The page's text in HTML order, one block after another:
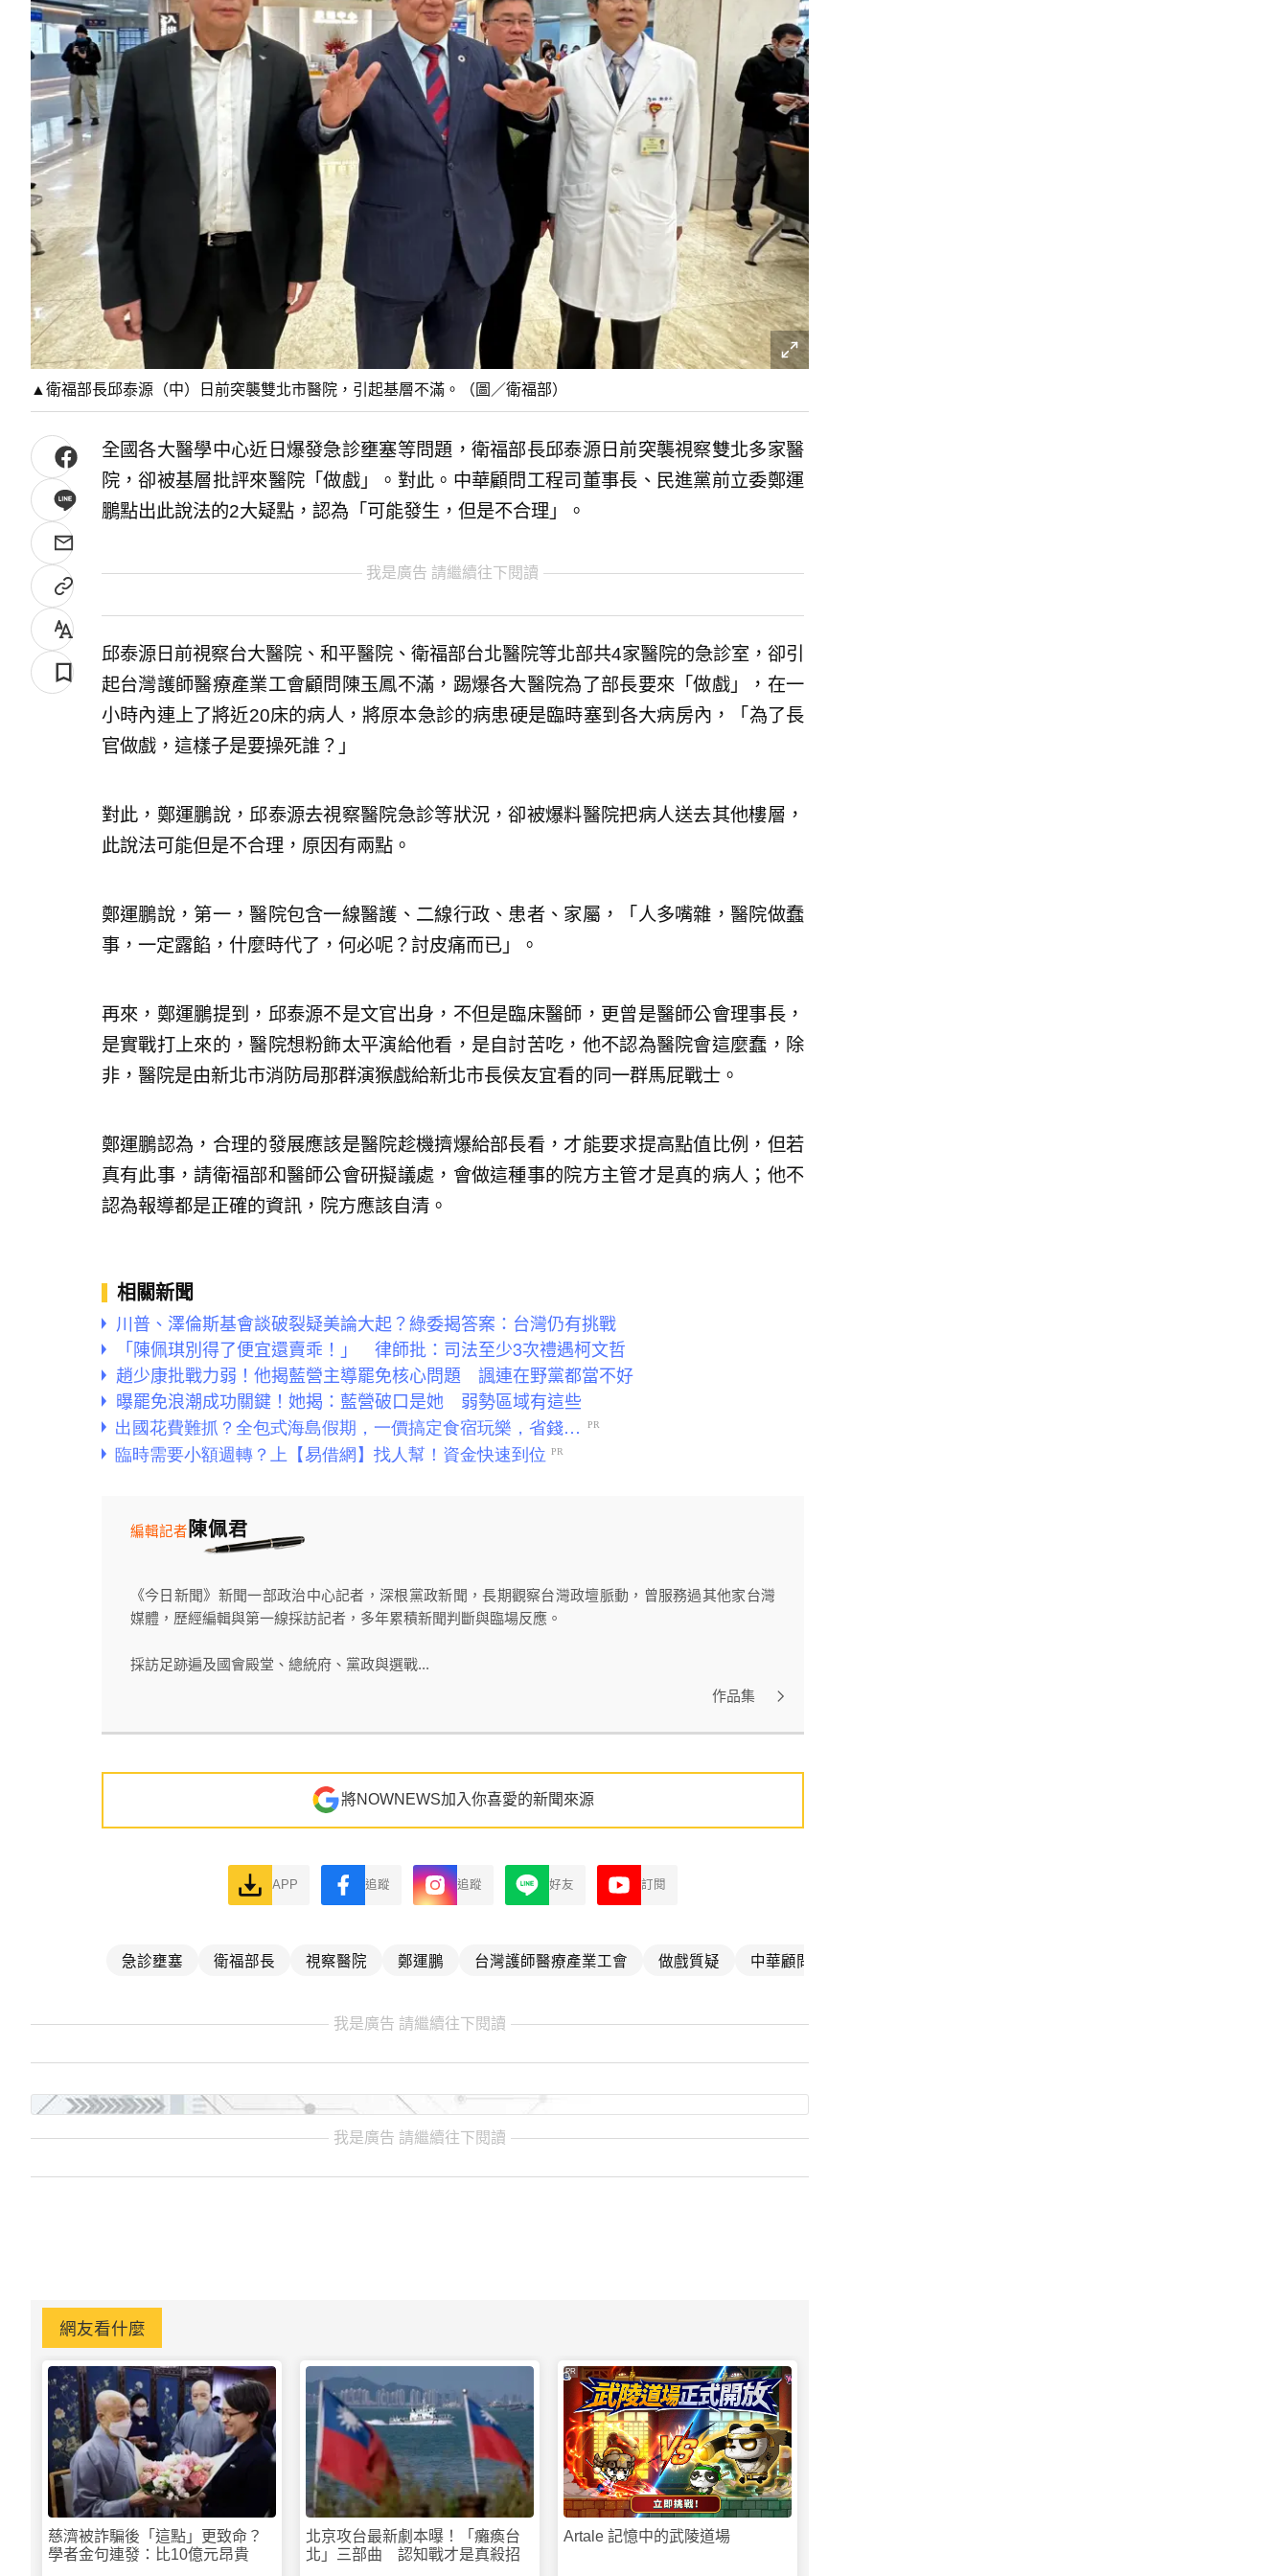
▲衛福部長邱泰源（中）日前突襲雙北市醫院，引起基層不滿。（圖／衛福部）
全國各大醫學中心近日爆發急診壅塞等問題，衛福部長邱泰源日前突襲視察雙北多家醫
院，卻被基層批評來醫院「做戲」。對此。中華顧問工程司董事長、民進黨前立委鄭運
鵬點出此說法的2大疑點，認為「可能發生，但是不合理」。
我是廣告 請繼續往下閱讀
邱泰源日前視察台大醫院、和平醫院、衛福部台北醫院等北部共4家醫院的急診室，卻引
起台灣護師醫療產業工會顧問陳玉鳳不滿，踢爆各大醫院為了部長要來「做戲」，在一
小時內連上了將近20床的病人，將原本急診的病患硬是臨時塞到各大病房內，「為了長
官做戲，這樣子是要操死誰？」
對此，鄭運鵬說，邱泰源去視察醫院急診等狀況，卻被爆料醫院把病人送去其他樓層，
此說法可能但是不合理，原因有兩點。
鄭運鵬說，第一，醫院包含一線醫護、二線行政、患者、家屬，「人多嘴雜，醫院做蠢
事，一定露餡，什麼時代了，何必呢？討皮痛而已」。
再來，鄭運鵬提到，邱泰源不是文官出身，不但是臨床醫師，更曾是醫師公會理事長，
是實戰打上來的，醫院想粉飾太平演給他看，是自討苦吃，他不認為醫院會這麼蠢，除
非，醫院是由新北市消防局那群演猴戲給新北市長侯友宜看的同一群馬屁戰士。
鄭運鵬認為，合理的發展應該是醫院趁機擠爆給部長看，才能要求提高點值比例，但若
真有此事，請衛福部和醫師公會研擬議處，會做這種事的院方主管才是真的病人；他不
認為報導都是正確的資訊，院方應該自清。
相關新聞
川普、澤倫斯基會談破裂疑美論大起？綠委揭答案：台灣仍有挑戰
「陳佩琪別得了便宜還賣乖！」 律師批：司法至少3次禮遇柯文哲
趙少康批戰力弱！他揭藍營主導罷免核心問題 諷連在野黨都當不好
曝罷免浪潮成功關鍵！她揭：藍營破口是她 弱勢區域有這些
陳佩君
編輯記者
《今日新聞》新聞一部政治中心記者，深根黨政新聞，長期觀察台灣政壇脈動，曾服務過其他家台灣
媒體，歷經編輯與第一線採訪記者，多年累積新聞判斷與臨場反應。
採訪足跡遍及國會殿堂、總統府、黨政與選戰...
作品集
將NOWNEWS加入你喜愛的新聞來源
APP 追蹤 追蹤 好友 訂閱
急診壅塞 衛福部長 視察醫院 鄭運鵬 台灣護師醫療產業工會 做戲質疑 中華顧問工程司
我是廣告 請繼續往下閱讀
我是廣告 請繼續往下閱讀
網友看什麼
慈濟被詐騙後「這點」更致命？
學者金句連發：比10億元昂貴
北京攻台最新劇本曝！「癱瘓台
北」三部曲 認知戰才是真殺招
Artale 記憶中的武陵道場
PR